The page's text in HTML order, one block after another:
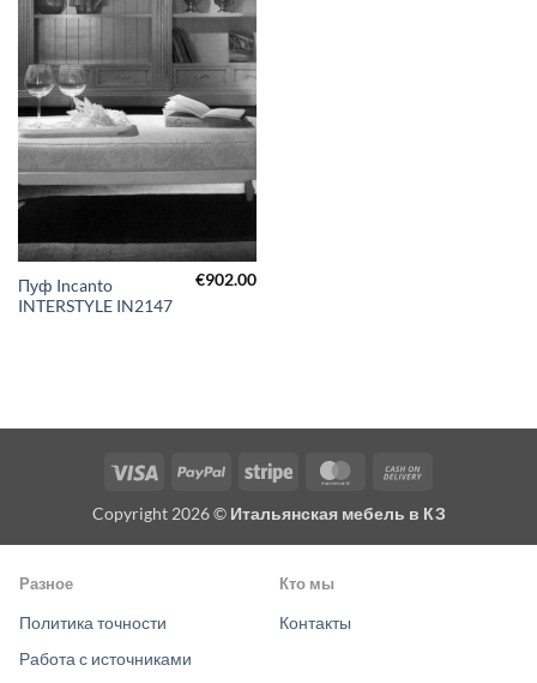
Пуф Incanto
INTERSTYLE IN2147
€902.00
Visa PayPal Stripe MasterCard
Delivery
Copyright 2026 © Итальянская мебель в КЗ
Разное
Политика точности
Работа с источниками
Кто мы
Контакты